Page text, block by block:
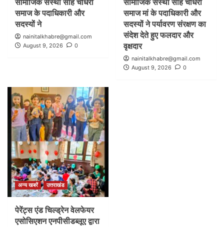
सामाजिक संस्था साह चौधरी
समाज के पदाधिकारी और
सदस्यों ने
nainitalkhabre@gmail.com
August 9, 2026
0
सामाजिक संस्था साह चौधरी
समाज मां के पदाधिकारी और
सदस्यों ने पर्यावरण संरक्षण का
संदेश देते हुए फलदार और
वृक्षदार
nainitalkhabre@gmail.com
August 9, 2026
0
अन्य खबरें उत्तराखंड
पेरेंट्स एंड चिल्ड्रेन वेलफेयर
एसोसिएशन एनपीसीडब्लूए द्वारा